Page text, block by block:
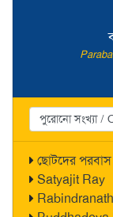
ছোটদের পরবাস
Satyajit Ray